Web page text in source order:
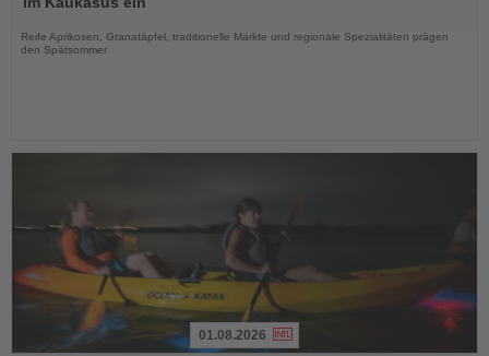
Reife Aprikosen, Granatäpfel, traditionelle Märkte und regionale Spezialitäten prägen
den Spätsommer
01.08.2026